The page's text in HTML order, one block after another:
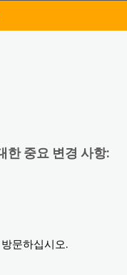
한 중요 변경 사항:
방문하십시오.